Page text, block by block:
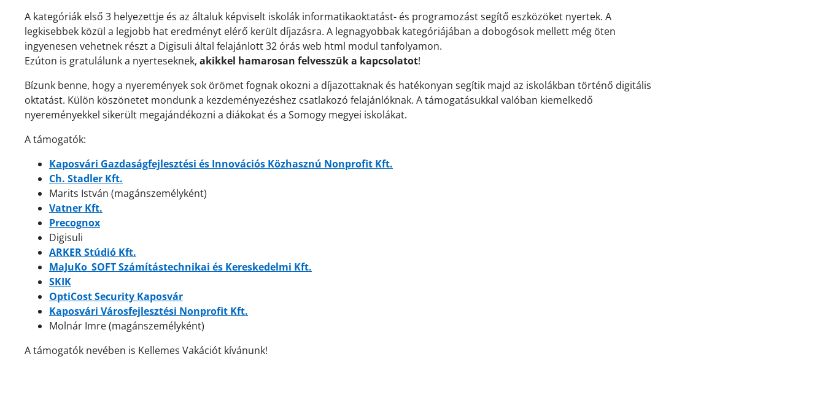
A kategóriák első 3 helyezettje és az általuk képviselt iskolák informatikaoktatást- és programozást segítő eszközöket nyertek. A
legkisebbek közül a legjobb hat eredményt elérő került díjazásra. A legnagyobbak kategóriájában a dobogósok mellett még öten
ingyenesen vehetnek részt a Digisuli által felajánlott 32 órás web html modul tanfolyamon.
Ezúton is gratulálunk a nyerteseknek, akikkel hamarosan felvesszük a kapcsolatot!
Bízunk benne, hogy a nyeremények sok örömet fognak okozni a díjazottaknak és hatékonyan segítik majd az iskolákban történő digitális
oktatást. Külön köszönetet mondunk a kezdeményezéshez csatlakozó felajánlóknak. A támogatásukkal valóban kiemelkedő
nyereményekkel sikerült megajándékozni a diákokat és a Somogy megyei iskolákat.
A támogatók:
Kaposvári Gazdaságfejlesztési és Innovációs Közhasznú Nonprofit Kft.
Ch. Stadler Kft.
Marits István (magánszemélyként)
Vatner Kft.
Precognox
Digisuli
ARKER Stúdió Kft.
MaJuKo_SOFT Számítástechnikai és Kereskedelmi Kft.
SKIK
OptiCost Security Kaposvár
Kaposvári Városfejlesztési Nonprofit Kft.
Molnár Imre (magánszemélyként)
A támogatók nevében is Kellemes Vakációt kívánunk!